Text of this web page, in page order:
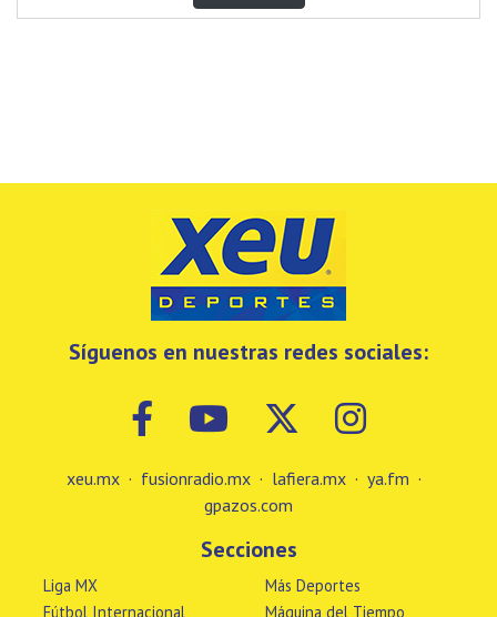
Síguenos en nuestras redes sociales:
xeu.mx · fusionradio.mx · lafiera.mx · ya.fm ·
gpazos.com
Secciones
Liga MX
Fútbol Internacional
Más Deportes
Máquina del Tiempo